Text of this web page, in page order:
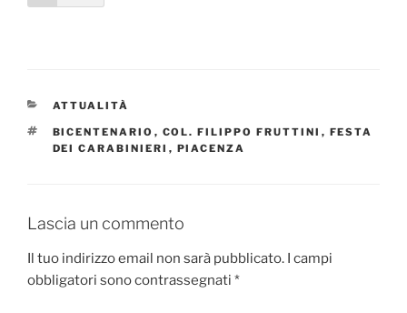
CATEGORIE
ATTUALITÀ
TAG
BICENTENARIO , COL. FILIPPO FRUTTINI , FESTA
DEI CARABINIERI , PIACENZA
Lascia un commento
Il tuo indirizzo email non sarà pubblicato. I campi
obbligatori sono contrassegnati *